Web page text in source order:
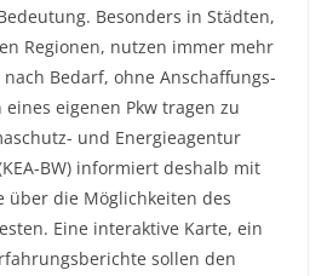
Besonders in Städten,
Regionen, nutzen immer mehr
Bedarf, ohne Anschaffungs-
eigenen Pkw tragen zu
und Energieagentur
BW) informiert deshalb mit
über die Möglichkeiten des
Eine interaktive Karte, ein
sollen den